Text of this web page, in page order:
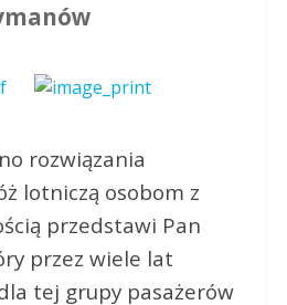
rozwiązania
lotniczą osobom z
przedstawi Pan
przez wiele lat
tej grupy pasażerów